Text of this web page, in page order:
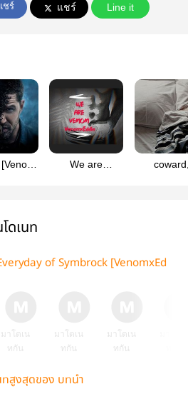
ชร์ แชร์ Line it
We are
ดเนท
of Symbrock [VenomxEd
มาโดเน
ทกัน
มาโดเน
ทกัน
มาโดเน
ทกัน
ทสูงสุดของ บทนำ